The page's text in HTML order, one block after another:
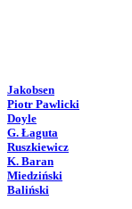
Jakobsen
Piotr Pawlicki
Doyle
G. Łaguta
Ruszkiewicz
K. Baran
Miedziński
Baliński